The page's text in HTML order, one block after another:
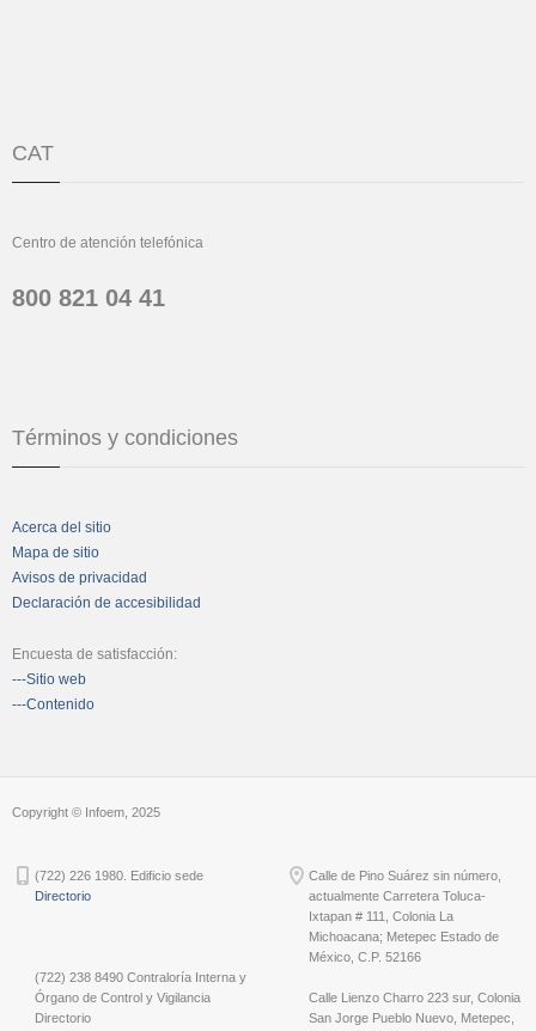
CAT
Centro de atención telefónica
800 821 04 41
Términos y condiciones
Acerca del sitio
Mapa de sitio
Avisos de privacidad
Declaración de accesibilidad
Encuesta de satisfacción:
---Sitio web
---Contenido
Copyright © Infoem, 2025
(722) 226 1980. Edificio sede
Directorio
(722) 238 8490 Contraloría Interna y
Órgano de Control y Vigilancia
Directorio
Calle de Pino Suárez sin número,
actualmente Carretera Toluca-
Ixtapan # 111, Colonia La
Michoacana; Metepec Estado de
México, C.P. 52166
Calle Lienzo Charro 223 sur, Colonia
San Jorge Pueblo Nuevo, Metepec,